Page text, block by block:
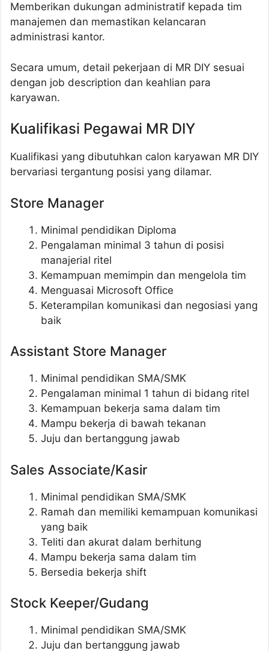
Memberikan dukungan administratif kepada tim
manajemen dan memastikan kelancaran
administrasi kantor.
Secara umum, detail pekerjaan di MR DIY sesuai
dengan job description dan keahlian para
karyawan.
Kualifikasi Pegawai MR DIY
Kualifikasi yang dibutuhkan calon karyawan MR DIY
bervariasi tergantung posisi yang dilamar.
Store Manager
Minimal pendidikan Diploma
Pengalaman minimal 3 tahun di posisi
manajerial ritel
Kemampuan memimpin dan mengelola tim
Menguasai Microsoft Office
Keterampilan komunikasi dan negosiasi yang
baik
Assistant Store Manager
Minimal pendidikan SMA/SMK
Pengalaman minimal 1 tahun di bidang ritel
Kemampuan bekerja sama dalam tim
Mampu bekerja di bawah tekanan
Juju dan bertanggung jawab
Sales Associate/Kasir
Minimal pendidikan SMA/SMK
Ramah dan memiliki kemampuan komunikasi
yang baik
Teliti dan akurat dalam berhitung
Mampu bekerja sama dalam tim
Bersedia bekerja shift
Stock Keeper/Gudang
Minimal pendidikan SMA/SMK
Juju dan bertanggung jawab